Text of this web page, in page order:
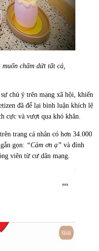
chấm dứt tất cả,
chú ý trên mạng xã hội, khiến
đã để lại bình luận khích lệ
cực và vượt qua khó khăn.
trang cá nhân có hơn 34.000
gọn: “Cảm ơn ạ” và đính
viên từ cư dân mạng.